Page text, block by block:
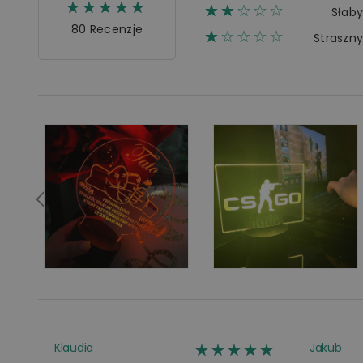
☆☆☆☆☆
★★★★★
80 Recenzje
☆☆☆☆☆
★★ Słaby
☆☆☆☆☆
★ Straszny
Klaudia ☆☆☆☆☆
★★★★★ Jakub